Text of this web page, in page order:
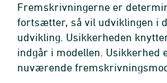
Fremskrivningerne er
fortsætter, så vil udviklingen i
udvikling. Usikkerheden
indgår i modellen. Usikkerhed
nuværende